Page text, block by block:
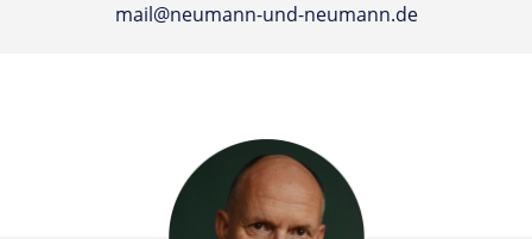
mail@neumann-und-neumann.de